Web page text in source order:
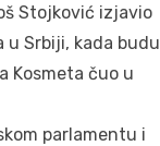
Stojković izjavio
Srbiji, kada budu
Kosmeta čuo u
parlamentu i